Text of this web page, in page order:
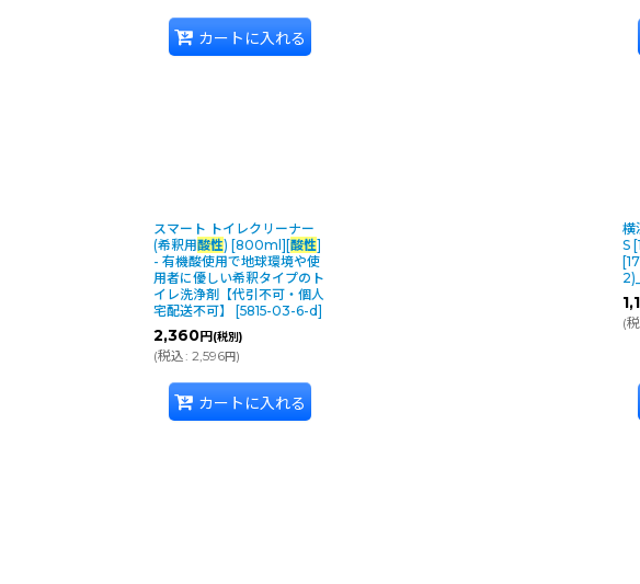
カートに入れる
スマート トイレクリーナー
(希釈用酸性) [800ml][酸性]
- 有機酸使用で地球環境や使
用者に優しい希釈タイプのト
イレ洗浄剤【代引不可・個人
宅配送不可】
[5815-03-6-d]
2,360円 (税別)
(税込: 2,596円)
カートに入れる
横
S
[
(